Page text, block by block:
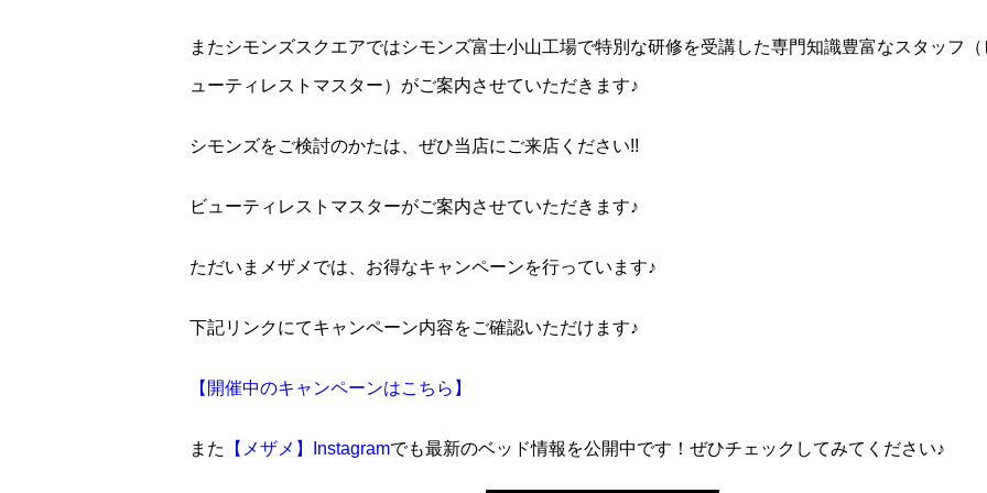
またシモンズスクエアではシモンズ富士小山工場で特別な研修を受講した専門知識豊富なスタッフ（
ューティレストマスター）がご案内させていただきます♪
シモンズをご検討のかたは、ぜひ当店にご来店ください!!
ビューティレストマスターがご案内させていただきます♪
ただいまメザメでは、お得なキャンペーンを行っています♪
下記リンクにてキャンペーン内容をご確認いただけます♪
【開催中のキャンペーンはこちら】
また 【メザメ】Instagramでも最新のベッド情報を公開中です！ぜひチェックしてみてください♪